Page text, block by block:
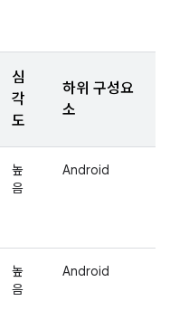
심
각
도
하위 구성요
소
높
음
Android
높
음
Android